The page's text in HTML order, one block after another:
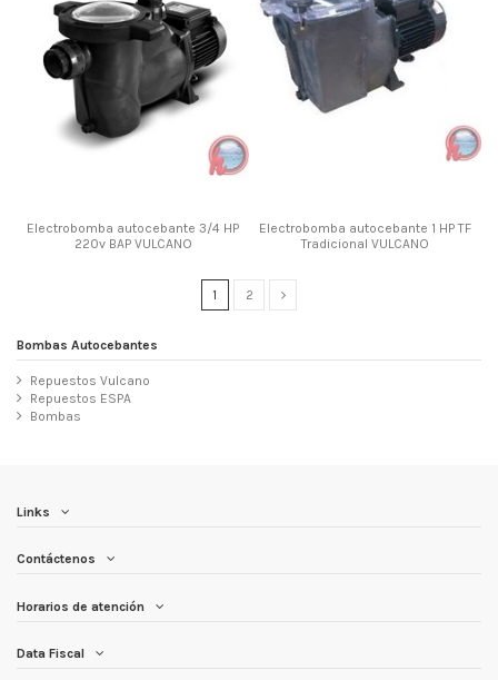
Electrobomba autocebante 3/4 HP
220v BAP VULCANO
Electrobomba autocebante 1 HP TF
Tradicional VULCANO
1 2
Bombas Autocebantes
Repuestos Vulcano
Repuestos ESPA
Bombas
Links
Contáctenos
Horarios de atención
Data Fiscal